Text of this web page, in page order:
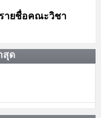
ายชื่อคณะวิชา
สุด